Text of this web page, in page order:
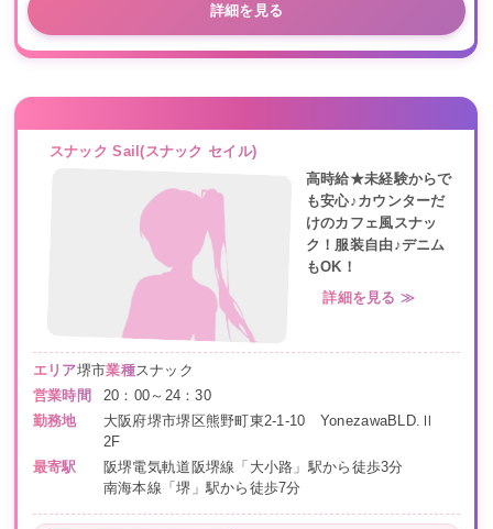
詳細を見る
スナック Sail(スナック セイル)
高時給★未経験からで
も安心♪カウンターだ
けのカフェ風スナッ
ク！服装自由♪デニム
もOK！
詳細を見る ≫
エリア堺市業種スナック
営業時間
20：00～24：30
勤務地
大阪府堺市堺区熊野町東2-1-10 YonezawaBLD.Ⅱ
2F
最寄駅
阪堺電気軌道阪堺線「大小路」駅から徒歩3分
南海本線「堺」駅から徒歩7分